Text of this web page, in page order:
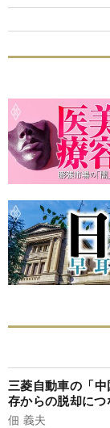
三菱自動車の「
存からの脱却に
佃 義夫